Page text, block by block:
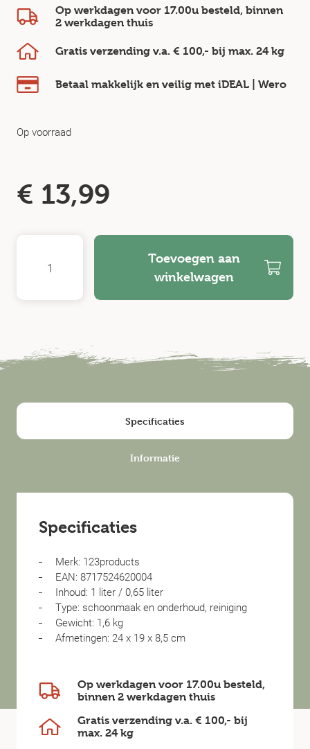
Op werkdagen voor 17.00u besteld, binnen
2 werkdagen thuis
Gratis verzending v.a. € 100,- bij max. 24 kg
Betaal makkelijk en veilig met iDEAL | Wero
Op voorraad
€ 13,99
Toevoegen aan
winkelwagen
Specificaties
Informatie
Specificaties
Merk: 123products
EAN: 8717524620004
Inhoud: 1 liter / 0,65 liter
Type: schoonmaak en onderhoud, reiniging
Gewicht: 1,6 kg
Afmetingen: 24 x 19 x 8,5 cm
Op werkdagen voor 17.00u besteld,
binnen 2 werkdagen thuis
Gratis verzending v.a. € 100,- bij
max. 24 kg